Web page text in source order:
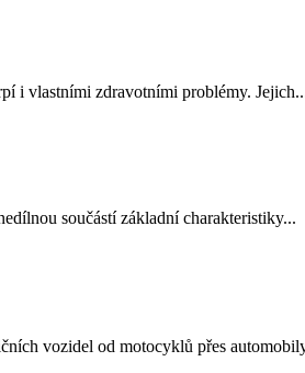
i vlastními zdravotními problémy.
součástí základní charakteristiky...
vozidel od motocyklů přes